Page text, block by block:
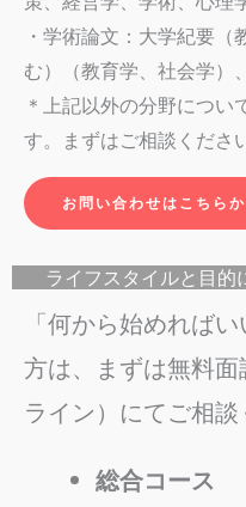
・学術論文：大学紀要
む）（教育学、社会学）
＊上記以外の分野につい
す。まずはご相談ください
お問い合わせはこちら
ライフスタイルと目的
「何から始めれば
方は、まずは無料
ライン）にてご相談
総合コース